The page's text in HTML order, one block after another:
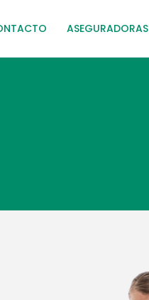
ASEGURADORAS